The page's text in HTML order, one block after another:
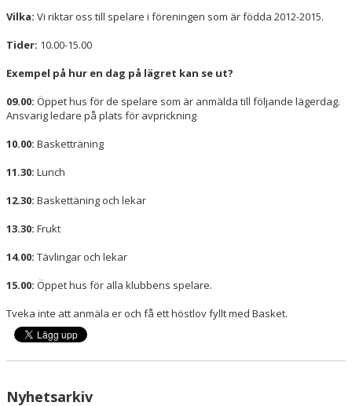
Vilka: Vi riktar oss till spelare i föreningen som är födda 2012-2015.
Tider: 10.00-15.00
Exempel på hur en dag på lägret kan se ut?
09.00: Öppet hus för de spelare som är anmälda till följande lägerdag.
Ansvarig ledare på plats för avprickning
10.00: Basketträning
11.30: Lunch
12.30: Baskettäning och lekar
13.30: Frukt
14.00: Tävlingar och lekar
15.00: Öppet hus för alla klubbens spelare.
Tveka inte att anmäla er och få ett höstlov fyllt med Basket.
Nyhetsarkiv